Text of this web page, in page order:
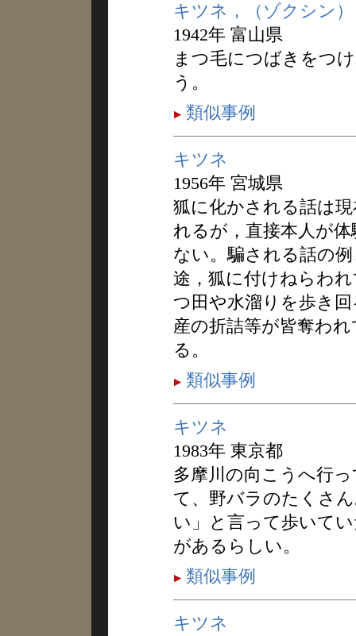
キツネ，（ゾクシン）
1942年 富山県
まつ毛につばきをつ
う。
類似事例
キツネ
1956年 宮城県
狐に化かされる話は
れるが，直接本人が
ない。騙される話の
途，狐に付けねらわ
つ田や水溜りを歩き
産の折詰等が皆奪わ
る。
類似事例
キツネ
1983年 東京都
多摩川の向こうへ行
て、野バラのたくさ
い」と言って歩いて
があるらしい。
類似事例
キツネ